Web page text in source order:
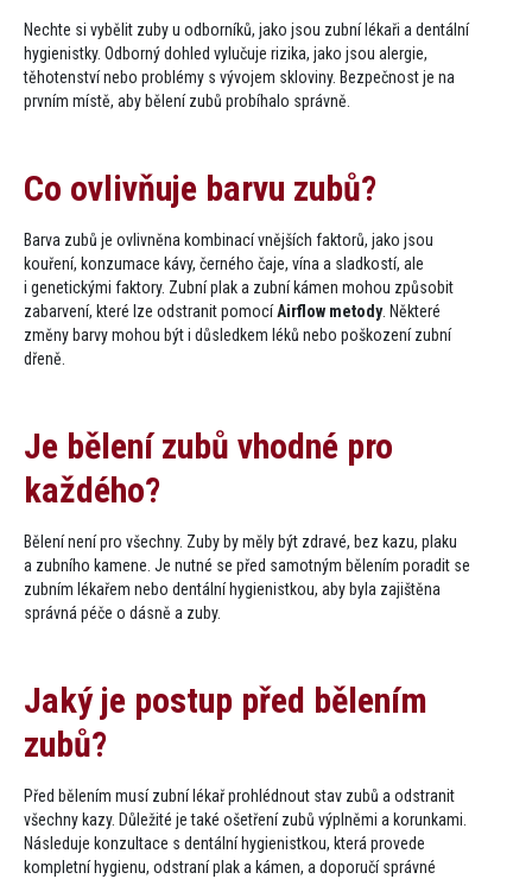
Nechte si vybělit zuby u odborníků, jako jsou zubní lékaři a dentální
hygienistky. Odborný dohled vylučuje rizika, jako jsou alergie,
těhotenství nebo problémy s vývojem skloviny. Bezpečnost je na
prvním místě, aby bělení zubů probíhalo správně.
Co ovlivňuje barvu zubů​?
Barva zubů je ovlivněna kombinací vnějších faktorů, jako jsou
kouření, konzumace kávy, černého čaje, vína a sladkostí, ale
i genetickými faktory. Zubní plak a zubní kámen mohou způsobit
zabarvení, které lze odstranit pomocíAirflow metody. Některé
změny barvy mohou být i důsledkem léků nebo poškození zubní
dřeně.
Je bělení zubů vhodné pro
každého​?
Bělení není pro všechny. Zuby by měly být zdravé, bez kazu, plaku
a zubního kamene. Je nutné se před samotným bělením poradit se
zubním lékařem nebo dentální hygienistkou, aby byla zajištěna
správná péče o dásně a zuby.
Jaký je postup před bělením
zubů​?
Před bělením musí zubní lékař prohlédnout stav zubů a odstranit
všechny kazy. Důležité je také ošetření zubů výplněmi a korunkami.
Následuje konzultace s dentální hygienistkou, která provede
kompletní hygienu, odstraní plak a kámen, a doporučí správné